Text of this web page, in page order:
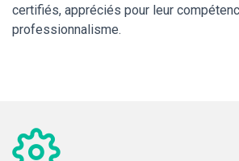
certifiés, appréciés pour leur
professionnalisme.